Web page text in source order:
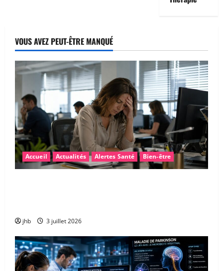
VOUS AVEZ PEUT-ÊTRE MANQUÉ
Accueil Actualités Alertes Santé Bien-être
jhb 3 juillet 2026